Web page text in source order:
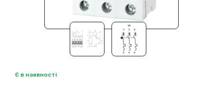
Є в наявності